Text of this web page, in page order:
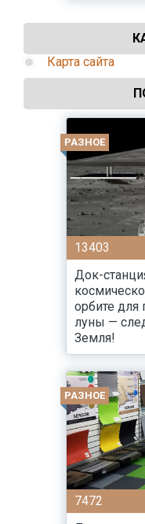
Карта сайта
РАЗНОЕ
13403
Док-
орбите для
луны —
Земля!
РАЗНОЕ
7472